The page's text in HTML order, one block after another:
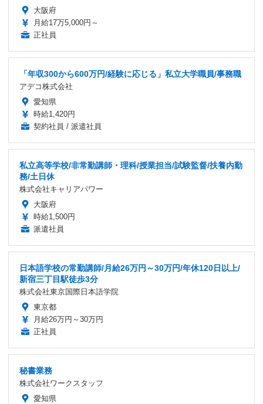
大阪府
月給17万5,000円～
正社員
「年収300から600万円/経験に応じる」私立大学職員/事務職
アデコ株式会社
愛知県
時給1,420円
契約社員 / 派遣社員
私立高等学校/非常勤講師・理科/授業担当/試験監督/扶養内勤
務/土日休
株式会社キャリアパワー
大阪府
時給1,500円
派遣社員
日本語学校の常勤講師/月給26万円～30万円/年休120日以上/
新宿三丁目駅徒歩3分
株式会社東京国際日本語学院
東京都
月給26万円～30万円
正社員
秘書業務
株式会社ワークスタッフ
愛知県